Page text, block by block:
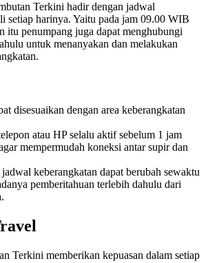
Terkini hadir dengan jadwal
setiap harinya. Yaitu pada jam 09.00 WIB
itu penumpang juga dapat menghubungi
untuk menanyakan dan melakukan
disesuaikan dengan area keberangkatan
atau HP selalu aktif sebelum 1 jam
mempermudah koneksi antar supir dan
keberangkatan dapat berubah sewaktu
pemberitahuan terlebih dahulu dari
Terkini memberikan kepuasan dalam setiap